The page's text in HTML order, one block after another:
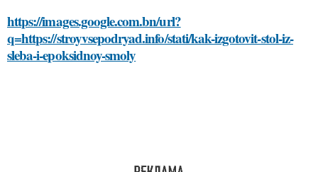
https://images.google.com.bn/url?
q=https://stroyvsepodryad.info/stati/kak-izgotovit-stol-iz-
sleba-i-epoksidnoy-smoly